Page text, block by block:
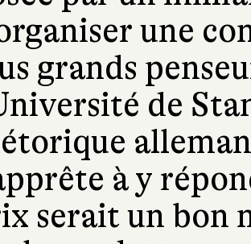
une
grands
de
à y
serait un bon